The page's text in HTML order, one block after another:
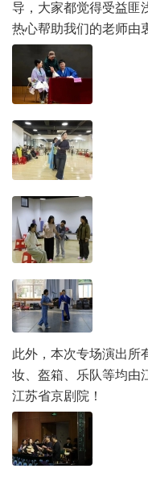
导，大家都觉得受益匪
热心帮助我们的老师由
此外，本次专场演出所
妆、盔箱、乐队等均由
江苏省京剧院！